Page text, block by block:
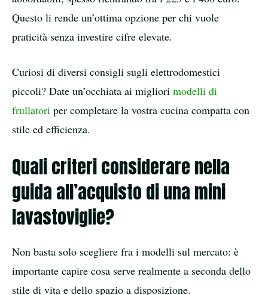
Questo li rende un’ottima opzione per chi vuole
praticità senza investire cifre elevate.
Curiosi di diversi consigli sugli elettrodomestici
piccoli? Date un’occhiata ai migliori modelli di
frullatori per completare la vostra cucina compatta con
stile ed efficienza.
Quali criteri considerare nella
guida all’acquisto di una mini
lavastoviglie?
Non basta solo scegliere fra i modelli sul mercato: è
importante capire cosa serve realmente a seconda dello
stile di vita e dello spazio a disposizione.